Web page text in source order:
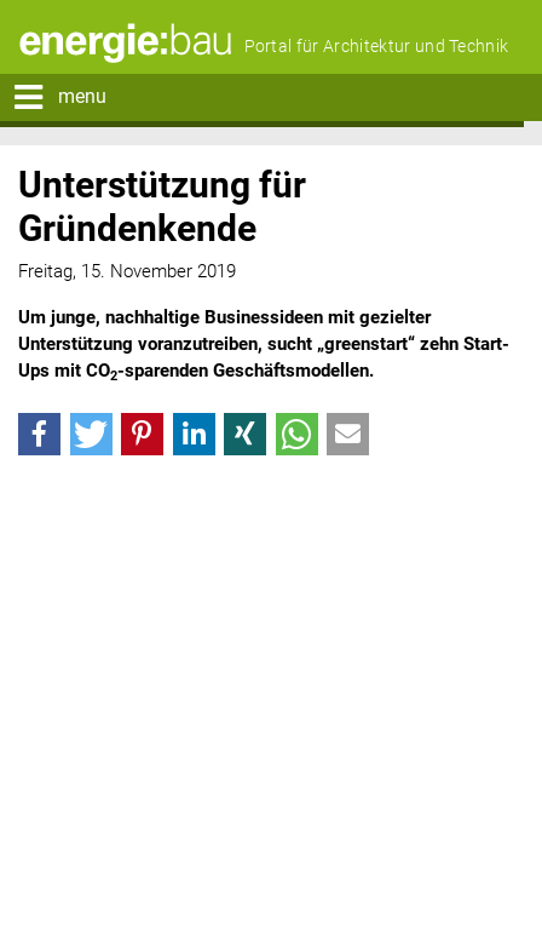
Portal für Architektur und Technik
menu
Unterstützung für
Gründenkende
Freitag, 15. November 2019
Um junge, nachhaltige Businessideen mit gezielter
Unterstützung voranzutreiben, sucht „greenstart“ zehn Start-
Ups mit CO2-sparenden Geschäftsmodellen.